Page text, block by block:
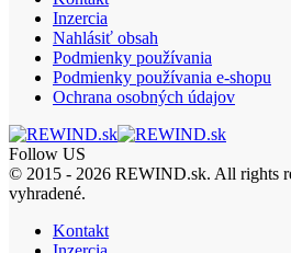
Inzercia
Nahlásiť obsah
Podmienky používania
Podmienky používania e-shopu
Ochrana osobných údajov
Follow US
© 2015 - 2026 REWIND.sk. All rights
vyhradené.
Kontakt